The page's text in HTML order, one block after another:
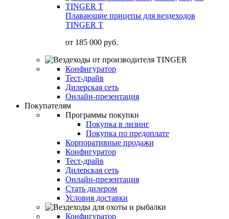
Плавающие прицепы для вездеходов
TINGER T
от 185 000 руб.
Конфигуратор
Тест-драйв
Дилерская сеть
Онлайн-презентация
Покупателям
Программы покупки
Покупка в лизинг
Покупка по предоплате
Корпоративные продажи
Конфигуратор
Тест-драйв
Дилерская сеть
Онлайн-презентация
Стать дилером
Условия доставки
Конфигуратор